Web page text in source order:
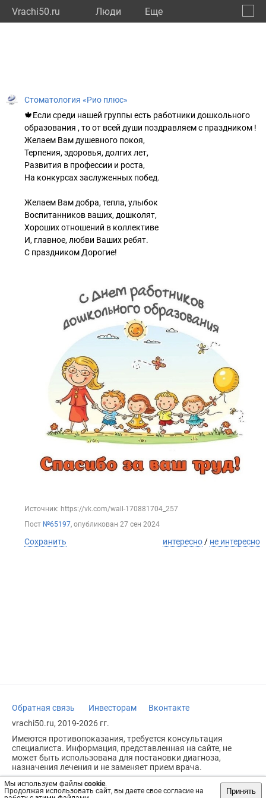
Vrachi50.ru Люди Eще
Мы используем файлы cookie.
Продолжая использовать сайт, вы даете свое согласие на
Принять
Стоматология «Рио плюс»
🍁Если среди нашей группы есть работники дошкольного
образования , то от всей души поздравляем с праздником !
Желаем Вам душевного покоя,
Терпения, здоровья, долгих лет,
Развития в профессии и роста,
На конкурсах заслуженных побед.
Желаем Вам добра, тепла, улыбок
Воспитанников ваших, дошколят,
Хороших отношений в коллективе
И, главное, любви Ваших ребят.
С праздником Дорогие!
Источник: https://vk.com/wall-170881704_257
Пост №65197, опубликован 27 сен 2024
Сохранить интересно / не интересно
Обратная связь Инвесторам
Вконтакте
vrachi50.ru, 2019-2026 гг.
Имеются противопоказания, требуется консультация
специалиста. Информация, представленная на сайте, не
может быть использована для постановки диагноза,
назначения лечения и не заменяет прием врача.
Возрастное ограничение: 18+